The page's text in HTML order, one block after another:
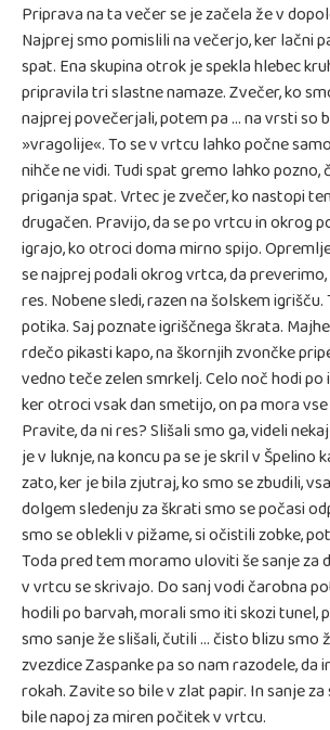
Priprava na ta večer se je začela že v
Najprej smo pomislili na večerjo, ker lačni
spat. Ena skupina otrok je spekla hlebec
pripravila tri slastne namaze. Zvečer, ko
najprej povečerjali, potem pa … na vrsti so
»vragolije«. To se v vrtcu lahko počne
nihče ne vidi. Tudi spat gremo lahko pozno,
priganja spat. Vrtec je zvečer, ko nastopi
drugačen. Pravijo, da se po vrtcu in okrog
igrajo, ko otroci doma mirno spijo.
se najprej podali okrog vrtca, da
res. Nobene sledi, razen na šolskem igrišču.
potika. Saj poznate igriščnega škrata.
rdečo pikasti kapo, na škornjih zvončke
vedno teče zelen smrkelj. Celo noč hodi po
ker otroci vsak dan smetijo, on pa mora
Pravite, da ni res? Slišali smo ga, videli
je v luknje, na koncu pa se je skril v Špelino
zato, ker je bila zjutraj, ko smo se zbudili,
dolgem sledenju za škrati smo se počasi
smo se oblekli v pižame, si očistili zobke,
Toda pred tem moramo uloviti še sanje za
v vrtcu se skrivajo. Do sanj vodi čarobna
hodili po barvah, morali smo iti skozi tunel,
smo sanje že slišali, čutili … čisto blizu smo
zvezdice Zaspanke pa so nam razodele, da
rokah. Zavite so bile v zlat papir. In sanje
bile napoj za miren počitek v vrtcu.